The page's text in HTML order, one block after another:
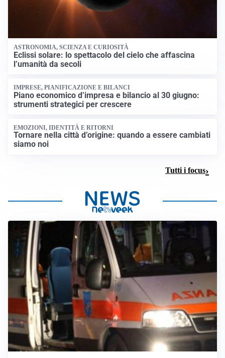
ASTRONOMIA, SCIENZA E CURIOSITÀ
Eclissi solare: lo spettacolo del cielo che affascina
l’umanità da secoli
IMPRESE, PIANIFICAZIONE E BILANCI
Piano economico d’impresa e bilancio al 30 giugno:
strumenti strategici per crescere
EMOZIONI, IDENTITÀ E RITORNI
Tornare nella città d’origine: quando a essere cambiati
siamo noi
Tutti i focus